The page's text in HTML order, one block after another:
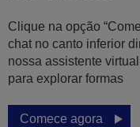
Clique na opção
chat no canto inferior
nossa assistente
para explorar formas
Comece agora